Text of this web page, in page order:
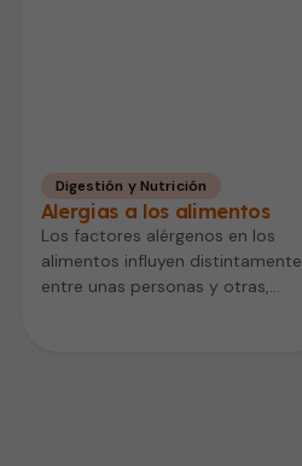
Digestión y Nutrición
Alergias a los alimentos
Los factores alérgenos en los
alimentos influyen distintamente
entre unas personas y otras,